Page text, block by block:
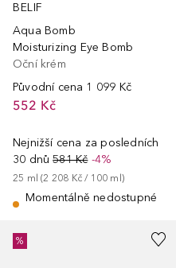
BELIF
Aqua Bomb
Moisturizing Eye Bomb
Oční krém
Původní cena 1 099 Kč
552 Kč
Nejnižší cena za posledních
30 dnů 581 Kč-4%
25 ml (2 208 Kč / 100 ml )
Momentálně nedostupné
%